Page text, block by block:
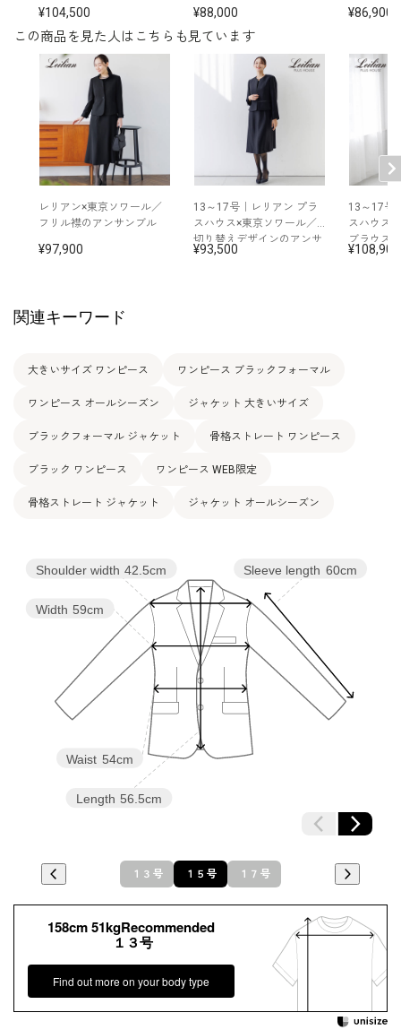
■着脱のしやすいワンピースの前開き
ファスナー
ワンピースの前開きファスナーで、ス
トレスのなくお一人でも楽に着脱が可
能。上品な見栄えと実用性を両立させ
たデザインに仕上げました。
■袖の長さを調節できるスリット仕様
ジャケットの袖口は長さを着用できる
ようスリット仕様に。折り返すことで
バスト ヒップ
13号 113.5 41.0 46.0
15号 118.5 106.0 42.0 46.0
17号 123.5 111.0 126.5 43.0 121.0 46.0
裏地：ポリエステル100％
洗濯方法：ご自宅で洗濯可
左脇のみポケット付き
この商品を見た人はこちらも見ています
レリアン×東京ソワール／
フリル襟のアンサンブル
97,900
13～17号｜レリアン プラ
スハウス×東京ソワール／
切り替えデザインのアンサ
ンブル
93,500
13～17号
スハウス×
ブラウス
108,900
104,500 88,000 86,900
関連キーワード
大きいサイズ ワンピース ワンピース ブラックフォーマル
ワンピース オールシーズン ジャケット 大きいサイズ
ブラックフォーマル ジャケット 骨格ストレート ワンピース
ブラック ワンピース ワンピース WEB限定
骨格ストレート ジャケット ジャケット オールシーズン
Sleeve length 60cm
Length 56.5cm
Waist 54cm
Width 59cm
Shoulder width 42.5cm
１３号 １５号 １７号
158cm 51kgRecommended
１３号
Find out more on your body type